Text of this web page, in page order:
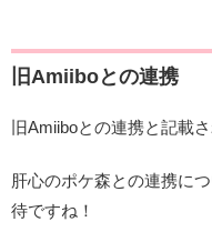
旧Amiiboとの連携
旧Amiiboとの連携と記載さ
肝心のポケ森との連携に
待ですね！